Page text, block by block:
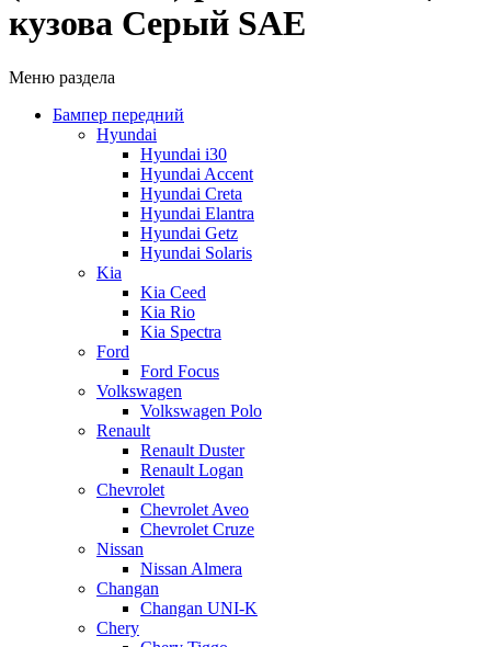
кузова Серый SAE
Меню раздела
Бампер передний
Hyundai
Hyundai i30
Hyundai Accent
Hyundai Creta
Hyundai Elantra
Hyundai Getz
Hyundai Solaris
Kia
Kia Ceed
Kia Rio
Kia Spectra
Ford
Ford Focus
Volkswagen
Volkswagen Polo
Renault
Renault Duster
Renault Logan
Chevrolet
Chevrolet Aveo
Chevrolet Cruze
Nissan
Nissan Almera
Changan
Changan UNI-K
Chery